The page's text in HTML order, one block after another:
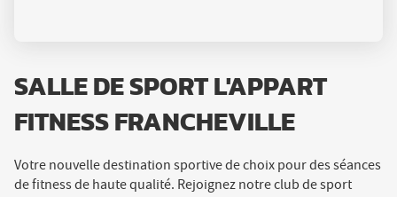
SALLE DE SPORT L'APPART
FITNESS FRANCHEVILLE
Votre nouvelle destination sportive de choix pour des séances
de fitness de haute qualité. Rejoignez notre club de sport